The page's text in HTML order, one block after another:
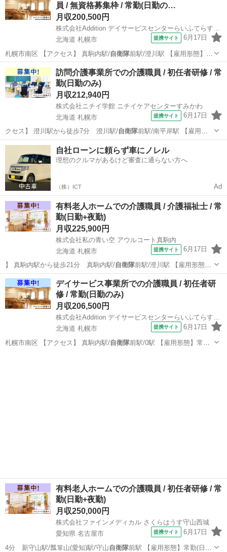
員 / 無資格募集枠 / 常勤(日勤の…
月収200,500円
北海道 札幌市
提携サイト 6月17日
札幌市南区 【アクセス】 真駒内駅/自衛隊前駅/澄川駅 【雇用形態】常
勤(日勤…
北海道 札幌市 介護士
訪問介護事業所での介護職員 / 初任者研修 / 常
勤(日勤のみ)
月収212,940円
株式会社ニチイ学館 ニチイケアセンターすみかわ
北海道 札幌市
提携サイト 6月17日
クセス】 澄川駅から徒歩7分 澄川駅/自衛隊前駅/南平岸駅 【雇用形
態】常勤(日…
北海道 札幌市 介護福祉士
自社ローンに頼らず車にノレル
理想のクルマがあるけど審査に通らない方へ
（株）ICT Ad
有料老人ホームでの介護職員 / 介護福祉士 / 常
勤(日勤+夜勤)
月収225,900円
株式会社私の青い空 アウルコート真駒内
北海道 札幌市
提携サイト 6月17日
】 真駒内駅から徒歩21分 真駒内駅/自衛隊前駅/澄川駅 【雇用形態】
常勤(日勤…
北海道 札幌市 介護福祉士
デイサービス事業所での介護職員 / 初任者研
修 / 常勤(日勤のみ)
月収206,500円
株式会社Addition デイサービスセンターらいふてらす石山
北海道 札幌市
提携サイト 6月17日
札幌市南区 【アクセス】 真駒内駅/自衛隊前駅/0駅 【雇用形態】常勤
有料老人ホームでの介護職員 / 初任者研修 / 常
勤(日勤+夜勤)
月収250,000円
株式会社ファインメディカル さくらはうす守山西城
愛知県 名古屋市
提携サイト 6月17日
4分 新守山駅/瓢箪山(愛知)駅/守山自衛隊前駅 【雇用形態】常勤(日勤